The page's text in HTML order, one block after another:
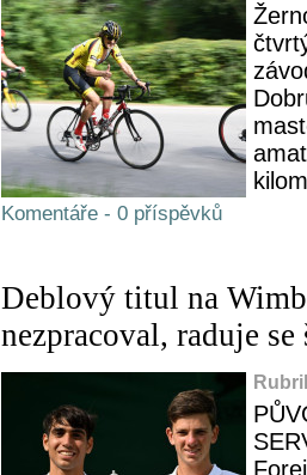
Komentáře - 0 příspěvků
Deblový titul na
nezpracoval, raduje